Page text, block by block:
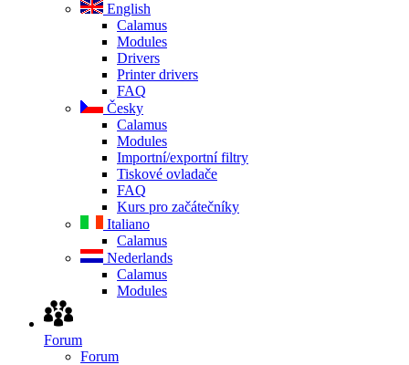
English
Calamus
Modules
Drivers
Printer drivers
FAQ
Česky
Calamus
Modules
Importní/exportní filtry
Tiskové ovladače
FAQ
Kurs pro začátečníky
Italiano
Calamus
Nederlands
Calamus
Modules
Forum
Forum